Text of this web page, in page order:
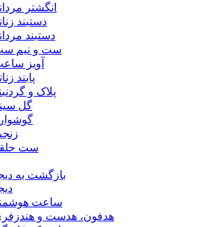
انگشتر
دستبند
دستبند
ست و نیم
آویز
پابند
پلاک و
گل
ست
بازگشت به
ساعت
هدفون، هدست و